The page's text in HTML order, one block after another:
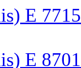
E 7715
E